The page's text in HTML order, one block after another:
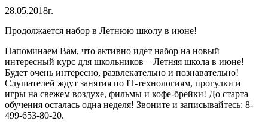
28.05.2018г.
Продолжается набор в Летнюю школу в июне!
Напоминаем Вам, что активно идет набор на новый
интересный курс для школьников – Летняя школа в июне!
Будет очень интересно, развлекательно и познавательно!
Слушателей ждут занятия по IT-технологиям, прогулки и
игры на свежем воздухе, фильмы и кофе-брейки! До старта
обучения осталась одна неделя! Звоните и записывайтесь: 8-
499-653-80-20.